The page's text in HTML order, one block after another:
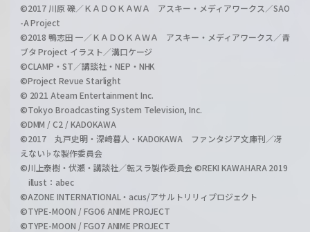
©2017 川原 礫／ＫＡＤＯＫＡＷＡ アスキー・メディアワークス／SAO
-A Project
©2018 鴨志田 一／ＫＡＤＯＫＡＷＡ アスキー・メディアワークス／青
ブタ Project イラスト／溝口ケージ
©CLAMP・ST／講談社・NEP・NHK
©Project Revue Starlight
© 2021 Ateam Entertainment Inc.
©Tokyo Broadcasting System Television, Inc.
©DMM / C2 / KADOKAWA
©2017 丸戸史明・深崎暮人・KADOKAWA ファンタジア文庫刊／冴
えない♭な製作委員会
©川上泰樹・伏瀬・講談社／転スラ製作委員会 ©REKI KAWAHARA 2019
illust：abec
©AZONE INTERNATIONAL・acus/アサルトリリィプロジェクト
©TYPE-MOON / FGO6 ANIME PROJECT
©TYPE-MOON / FGO7 ANIME PROJECT